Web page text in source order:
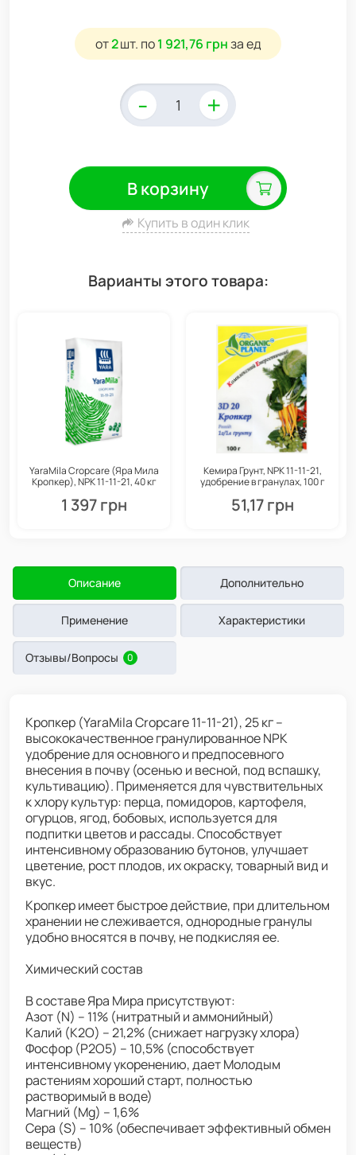
от2шт. по1 921,76 грнза ед
- +
В корзину
Купить в один клик
Варианты этого товара:
YaraMila Cropcare (Яра Мила
Кропкер), NPK 11-11-21, 40 кг
1 397 грн
Кемира Грунт, NPK 11-11-21,
удобрение в гранулах, 100 г
51,17 грн
Описание Дополнительно
Применение Характеристики
Отзывы/Вопросы 0
Кропкер (YaraMila Cropcare 11-11-21), 25 кг –
высококачественное гранулированное NPK
удобрение для основного и предпосевного
внесения в почву (осенью и весной, под вспашку,
культивацию). Применяется для чувствительных
к хлору культур: перца, помидоров, картофеля,
огурцов, ягод, бобовых, используется для
подпитки цветов и рассады. Способствует
интенсивному образованию бутонов, улучшает
цветение, рост плодов, их окраску, товарный вид и
вкус.
Кропкер имеет быстрое действие, при длительном
хранении не слеживается, однородные гранулы
удобно вносятся в почву, не подкисляя ее.
Химический состав
В составе Яра Мира присутствуют:
Азот (N) – 11% (нитратный и аммонийный)
Калий (K2O) – 21,2% (снижает нагрузку хлора)
Фосфор (P2O5) – 10,5% (способствует
интенсивному укоренению, дает Молодым
растениям хороший старт, полностью
растворимый в воде)
Магний (Mg) – 1,6%
Сера (S) – 10% (обеспечивает эффективный обмен
веществ)